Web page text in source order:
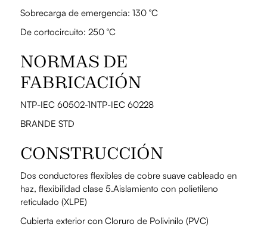
Sobrecarga de emergencia: 130 °C
De cortocircuito: 250 °C
NORMAS DE
FABRICACIÓN
NTP-IEC 60502-1NTP-IEC 60228
BRANDE STD
CONSTRUCCIÓN
Dos conductores flexibles de cobre suave cableado en
haz, flexibilidad clase 5.Aislamiento con polietileno
reticulado (XLPE)
Cubierta exterior con Cloruro de Polivinilo (PVC)